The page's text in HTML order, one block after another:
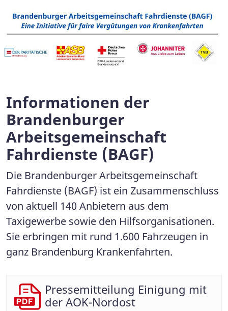
Informationen der
Brandenburger
Arbeitsgemeinschaft
Fahrdienste (BAGF)
Die Brandenburger Arbeitsgemeinschaft
Fahrdienste (BAGF) ist ein Zusammenschluss
von aktuell 140 Anbietern aus dem
Taxigewerbe sowie den Hilfsorganisationen.
Sie erbringen mit rund 1.600 Fahrzeugen in
ganz Brandenburg Krankenfahrten.
Pressemitteilung Einigung mit
der AOK-Nordost